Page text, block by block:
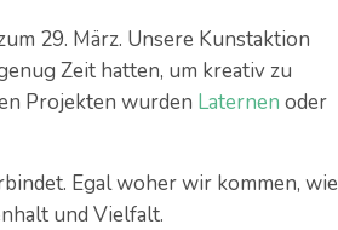
29. März. Unsere Kunstaktion
Zeit hatten, um kreativ zu
Projekten wurden Laternen oder
Egal woher wir kommen, wie
und Vielfalt.